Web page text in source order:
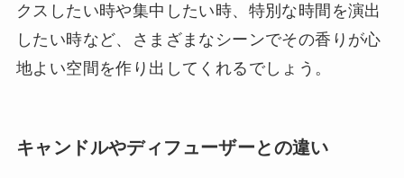
クスしたい時や集中したい時、特別な時間を演出
したい時など、さまざまなシーンでその香りが心
地よい空間を作り出してくれるでしょう。
キャンドルやディフューザーとの違い